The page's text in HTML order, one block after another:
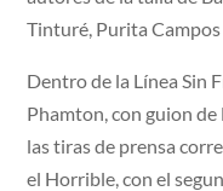
Tinturé, Purita Campos
Dentro de la Línea Sin
Phamton, con guion de
las tiras de prensa
el Horrible, con el